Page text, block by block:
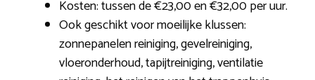
Kosten: tussen de €23,00 en €32,00 per uur.
Ook geschikt voor moeilijke klussen:
zonnepanelen reiniging, gevelreiniging,
vloeronderhoud, tapijtreiniging, ventilatie